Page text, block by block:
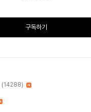
구독하기
(14288)